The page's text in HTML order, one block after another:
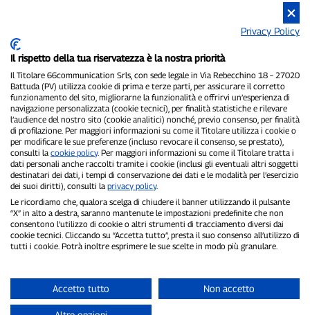
P300.it è una Testata Giornalistica indipendente
Registrazione numero 1/2021 del 1/2/2021 - Tribunale di Pavia
Proprietario ed editore:66communication Srls- P.IVA
02798890188
Direttore Responsabile:Alessandro Secchi- Vicedirettore:Federico
Benedusi
Privacy Policy- Cookie Policy
"Se è successo davvero, lo trovi su P300.it"
Copyright © P300.it 2012-2026
Privacy Policy
Il rispetto della tua riservatezza è la nostra priorità
Il Titolare 66communication Srls, con sede legale in Via Rebecchino 18 – 27020
Battuda (PV) utilizza cookie di prima e terze parti, per assicurare il corretto
funzionamento del sito, migliorarne la funzionalità e offrirvi un’esperienza di
navigazione personalizzata (cookie tecnici), per finalità statistiche e rilevare
l’audience del nostro sito (cookie analitici) nonché, previo consenso, per finalità
di profilazione. Per maggiori informazioni su come il Titolare utilizza i cookie o
per modificare le sue preferenze (incluso revocare il consenso, se prestato),
consulti la cookie policy. Per maggiori informazioni su come il Titolare tratta i
dati personali anche raccolti tramite i cookie (inclusi gli eventuali altri soggetti
destinatari dei dati, i tempi di conservazione dei dati e le modalità per l’esercizio
dei suoi diritti), consulti la privacy policy.
Le ricordiamo che, qualora scelga di chiudere il banner utilizzando il pulsante
“X” in alto a destra, saranno mantenute le impostazioni predefinite che non
consentono l’utilizzo di cookie o altri strumenti di tracciamento diversi dai
cookie tecnici. Cliccando su “Accetta tutto”, presta il suo consenso all’utilizzo di
tutti i cookie. Potrà inoltre esprimere le sue scelte in modo più granulare.
Accetto tutto Non accetto